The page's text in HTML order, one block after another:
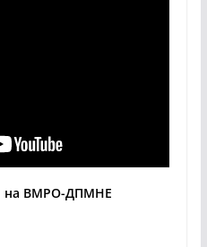
на ВМРО-ДПМНЕ